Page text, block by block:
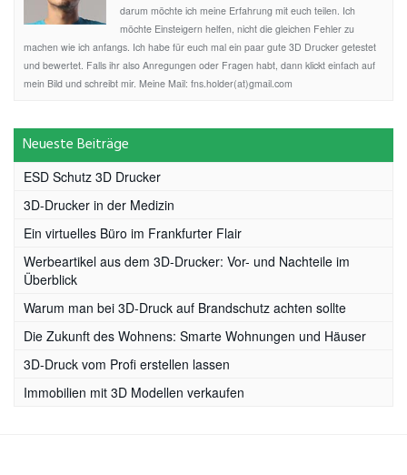
darum möchte ich meine Erfahrung mit euch teilen. Ich
möchte Einsteigern helfen, nicht die gleichen Fehler zu
machen wie ich anfangs. Ich habe für euch mal ein paar gute 3D Drucker getestet
und bewertet. Falls ihr also Anregungen oder Fragen habt, dann klickt einfach auf
mein Bild und schreibt mir. Meine Mail: fns.holder(at)gmail.com
Neueste Beiträge
ESD Schutz 3D Drucker
3D-Drucker in der Medizin
Ein virtuelles Büro im Frankfurter Flair
Werbeartikel aus dem 3D-Drucker: Vor- und Nachteile im
Überblick
Warum man bei 3D-Druck auf Brandschutz achten sollte
Die Zukunft des Wohnens: Smarte Wohnungen und Häuser
3D-Druck vom Profi erstellen lassen
Immobilien mit 3D Modellen verkaufen